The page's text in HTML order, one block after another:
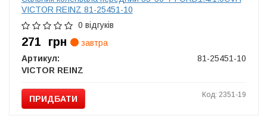
VICTOR REINZ 81-25451-10
0 відгуків
271 грн
завтра
Артикул:
81-25451-10
VICTOR REINZ
ПРИДБАТИ Код: 2351-19